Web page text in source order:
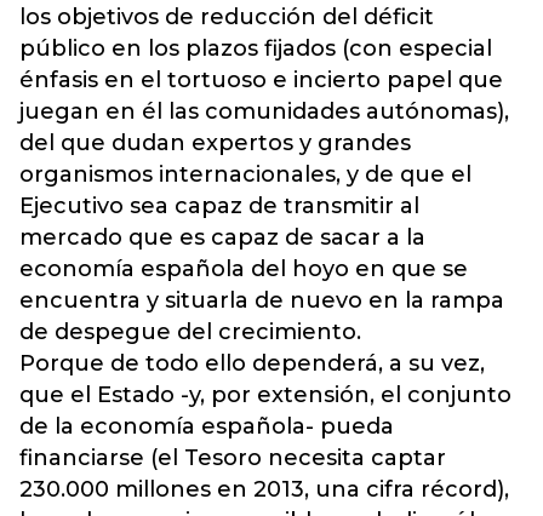
los objetivos de reducción del déficit
público en los plazos fijados (con especial
énfasis en el tortuoso e incierto papel que
juegan en él las comunidades autónomas),
del que dudan expertos y grandes
organismos internacionales, y de que el
Ejecutivo sea capaz de transmitir al
mercado que es capaz de sacar a la
economía española del hoyo en que se
encuentra y situarla de nuevo en la rampa
de despegue del crecimiento.
Porque de todo ello dependerá, a su vez,
que el Estado -y, por extensión, el conjunto
de la economía española- pueda
financiarse (el Tesoro necesita captar
230.000 millones en 2013, una cifra récord),